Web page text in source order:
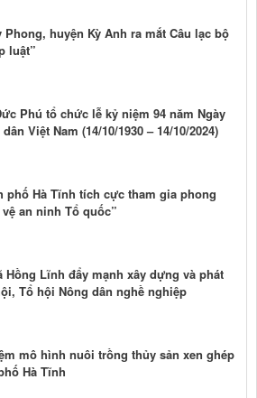
Phong, huyện Kỳ Anh ra mắt Câu lạc bộ
luật”
Phú tổ chức lễ kỷ niệm 94 năm Ngày
Việt Nam (14/10/1930 – 14/10/2024)
phố Hà Tĩnh tích cực tham gia phong
an ninh Tổ quốc”
Hồng Lĩnh đẩy mạnh xây dựng và phát
Tổ hội Nông dân nghề nghiệp
mô hình nuôi trồng thủy sản xen ghép
Hà Tĩnh